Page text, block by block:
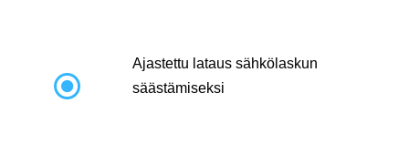

Ajastettu lataus sähkölaskun
säästämiseksi